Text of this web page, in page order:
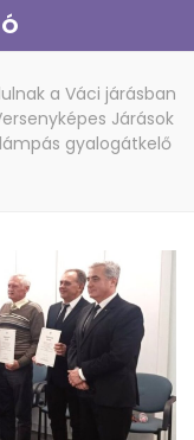
a Váci járásban
Járások
gyalogátkelő